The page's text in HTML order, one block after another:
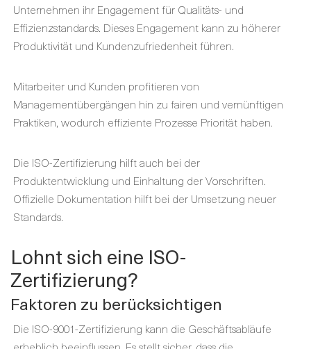
Unternehmen ihr Engagement für Qualitäts- und
Effizienzstandards. Dieses Engagement kann zu höherer
Produktivität und Kundenzufriedenheit führen.
Mitarbeiter und Kunden profitieren von
Managementübergängen hin zu fairen und vernünftigen
Praktiken, wodurch effiziente Prozesse Priorität haben.
Die ISO-Zertifizierung hilft auch bei der
Produktentwicklung und Einhaltung der Vorschriften.
Offizielle Dokumentation hilft bei der Umsetzung neuer
Standards.
Lohnt sich eine ISO-
Zertifizierung?
Faktoren zu berücksichtigen
Die ISO-9001-Zertifizierung kann die Geschäftsabläufe